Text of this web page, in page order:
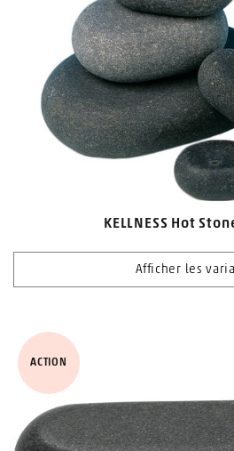
KELLNESS Hot
Afficher les
ACTION